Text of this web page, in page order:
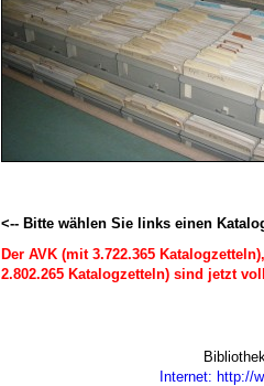
<-- Bitte wählen Sie links einen
Der AVK (mit 3.722.365
2.802.265 Katalogzetteln) sind jetzt
Internet: http://